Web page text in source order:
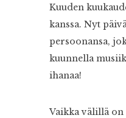
Kuuden
kanssa. Nyt
persoonansa,
kuunnella
ihanaa!
Vaikka välillä on